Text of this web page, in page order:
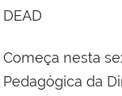
Começa nesta
Pedagógica da